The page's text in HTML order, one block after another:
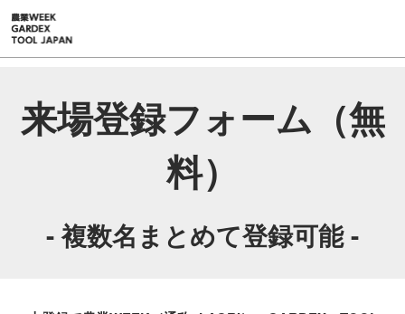
ス
キ
ッ
て来場登録フォーム（無
料）
- 複数名まとめて登録可能 -